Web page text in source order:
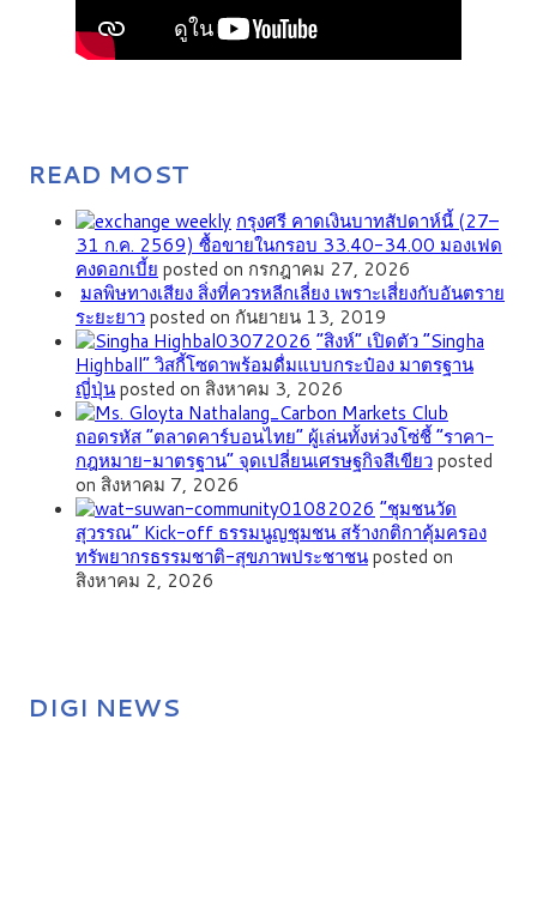
READ MOST
กรุงศรี คาดเงินบาทสัปดาห์นี้ (27–
31 ก.ค. 2569) ซื้อขายในกรอบ 33.40-34.00 มองเฟด
คงดอกเบี้ย posted on กรกฎาคม 27, 2026
มลพิษทางเสียง สิ่งที่ควรหลีกเลี่ยง เพราะเสี่ยงกับอันตราย
ระยะยาวposted on กันยายน 13, 2019
“สิงห์” เปิดตัว “Singha
Highball” วิสกี้โซดาพร้อมดื่มแบบกระป๋อง มาตรฐาน
ญี่ปุ่นposted on สิงหาคม 3, 2026
ถอดรหัส “ตลาดคาร์บอนไทย” ผู้เล่นทั้งห่วงโซ่ชี้ “ราคา-
กฎหมาย-มาตรฐาน” จุดเปลี่ยนเศรษฐกิจสีเขียวposted
on สิงหาคม 7, 2026
”ชุมชนวัด
สุวรรณ” Kick-off ธรรมนูญชุมชน สร้างกติกาคุ้มครอง
ทรัพยากรธรรมชาติ-สุขภาพประชาชนposted on
สิงหาคม 2, 2026
DIGI NEWS